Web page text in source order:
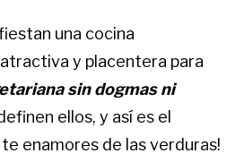
una cocina
y placentera para
sin dogmas ni
ellos, y así es el
te enamores de las verduras!